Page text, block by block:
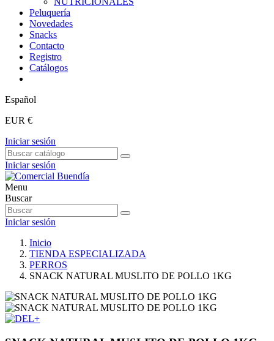
Peluquería
Novedades
Snacks
Contacto
Registro
Catálogos
Español
EUR €
Iniciar sesión
Iniciar sesión
Menu
Buscar
Iniciar sesión
Inicio
TIENDA ESPECIALIZADA
PERROS
SNACK NATURAL MUSLITO DE POLLO 1KG